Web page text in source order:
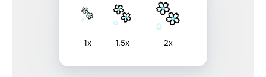
1x 1.5x 2x